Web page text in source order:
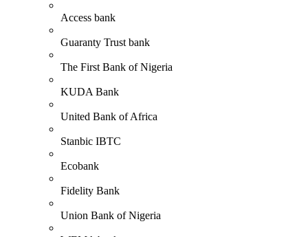
Access bank
Guaranty Trust bank
The First Bank of Nigeria
KUDA Bank
United Bank of Africa
Stanbic IBTC
Ecobank
Fidelity Bank
Union Bank of Nigeria